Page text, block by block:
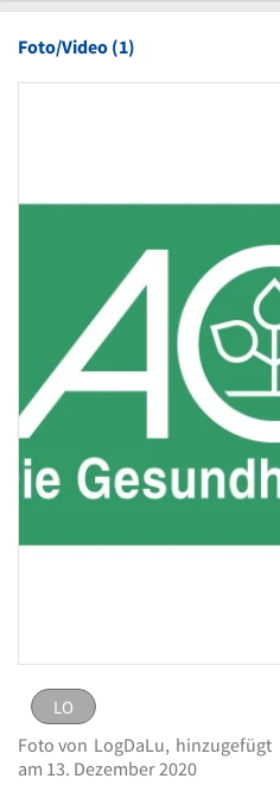
Foto/Video (1)
Logo AOK NordWest -
LO
eingestellt vonLogDaLu
LO
Foto von LogDaLu, hinzugefügt
am 13. Dezember 2020